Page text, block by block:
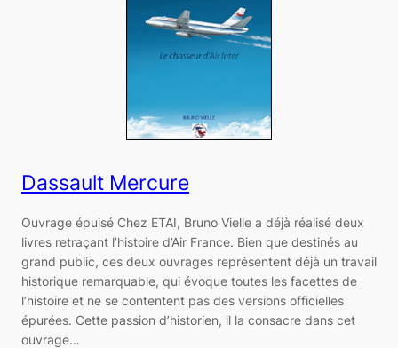
Dassault Mercure
Ouvrage épuisé Chez ETAI, Bruno Vielle a déjà réalisé deux
livres retraçant l’histoire d’Air France. Bien que destinés au
grand public, ces deux ouvrages représentent déjà un travail
historique remarquable, qui évoque toutes les facettes de
l’histoire et ne se contentent pas des versions officielles
épurées. Cette passion d’historien, il la consacre dans cet
ouvrage…